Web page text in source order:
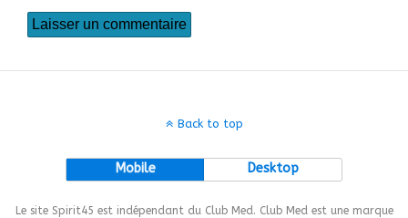
Back to top
Mobile Desktop
Le site Spirit45 est indépendant du Club Med. Club Med est une marque